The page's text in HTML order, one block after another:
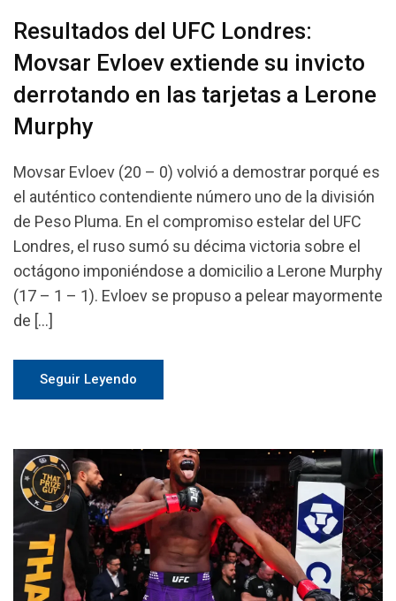
Resultados del UFC Londres:
Movsar Evloev extiende su invicto
derrotando en las tarjetas a Lerone
Murphy
Movsar Evloev (20 – 0) volvió a demostrar porqué es
el auténtico contendiente número uno de la división
de Peso Pluma. En el compromiso estelar del UFC
Londres, el ruso sumó su décima victoria sobre el
octágono imponiéndose a domicilio a Lerone Murphy
(17 – 1 – 1). Evloev se propuso a pelear mayormente
de […]
Seguir Leyendo